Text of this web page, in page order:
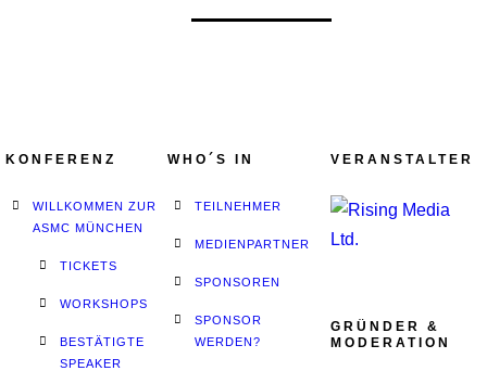
KONFERENZ
WILLKOMMEN ZUR
ASMC MÜNCHEN
TICKETS
WORKSHOPS
BESTÄTIGTE
SPEAKER
WHO´S IN
TEILNEHMER
MEDIENPARTNER
SPONSOREN
SPONSOR
WERDEN?
VERANSTALTER
GRÜNDER &
MODERATION